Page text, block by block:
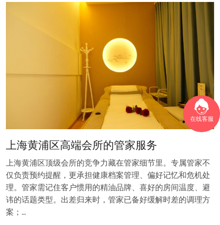
在线客服
上海黄浦区高端会所的管家服务
上海黄浦区顶级会所的竞争力藏在管家细节里。专属管家不
仅负责预约提醒，更承担健康档案管理、偏好记忆和危机处
理。管家需记住客户惯用的精油品牌、喜好的房间温度、避
讳的话题类型。出差归来时，管家已备好缓解时差的调理方
案；…